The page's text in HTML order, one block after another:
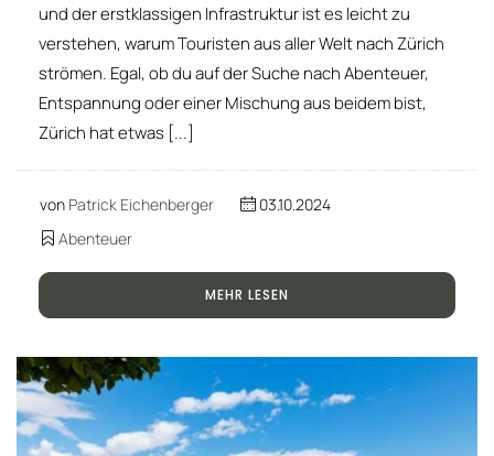
und der erstklassigen Infrastruktur ist es leicht zu
verstehen, warum Touristen aus aller Welt nach Zürich
strömen. Egal, ob du auf der Suche nach Abenteuer,
Entspannung oder einer Mischung aus beidem bist,
Zürich hat etwas [...]
von Patrick Eichenberger
03.10.2024
Abenteuer
MEHR LESEN